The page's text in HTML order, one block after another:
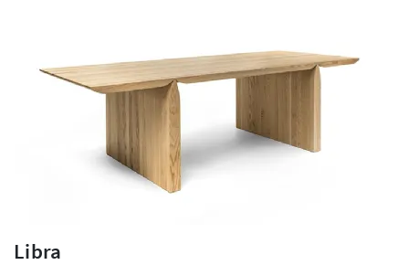
Libra